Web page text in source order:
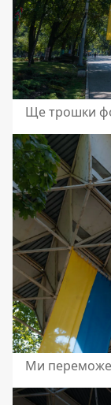
Ще трошки
Ми